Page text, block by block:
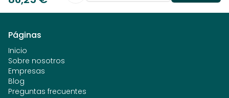
Páginas
Inicio
Sobre nosotros
Empresas
Blog
Preguntas frecuentes